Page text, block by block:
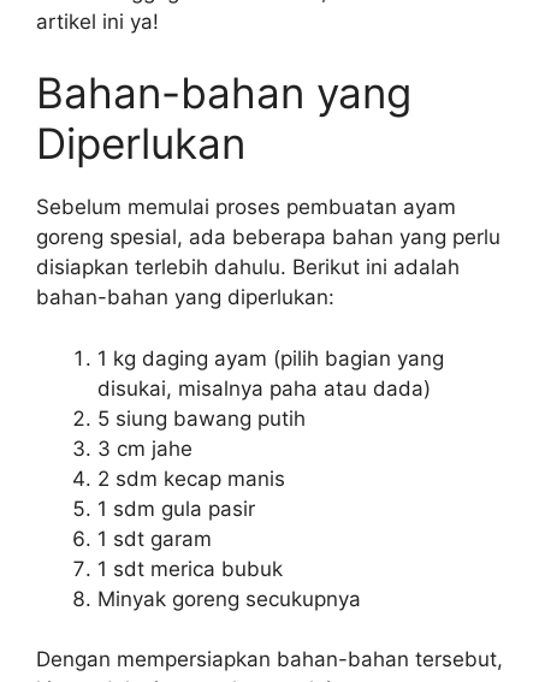
artikel ini ya!
Bahan-bahan yang
Diperlukan
Sebelum memulai proses pembuatan ayam
goreng spesial, ada beberapa bahan yang perlu
disiapkan terlebih dahulu. Berikut ini adalah
bahan-bahan yang diperlukan:
1 kg daging ayam (pilih bagian yang
disukai, misalnya paha atau dada)
5 siung bawang putih
3 cm jahe
2 sdm kecap manis
1 sdm gula pasir
1 sdt garam
1 sdt merica bubuk
Minyak goreng secukupnya
Dengan mempersiapkan bahan-bahan tersebut,